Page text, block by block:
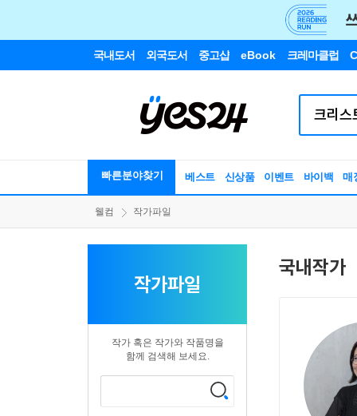
국내도서 외국도서 중고샵 eBook 크레마클럽
빠른분야찾기 베스트 신상품 이벤트 바이백 매
웰컴 작가파일
작가파일
작가 혹은 작가와 작품명을
함께 검색해 보세요.
국내작가